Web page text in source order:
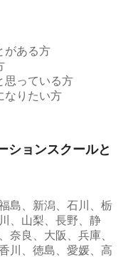
がある方
思っている方
なりたい方
ションスクールと
島、新潟、石川、栃
、山梨、長野、静
奈良、大阪、兵庫、
川、徳島、愛媛、高